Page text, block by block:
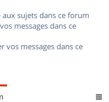
sujets dans ce forum
messages dans ce
vos messages dans ce